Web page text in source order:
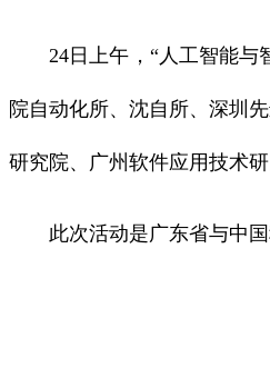
24日上午，“人工智能与智
院自动化所、沈自所、深圳
研究院、广州软件应用技术
此次活动是广东省与中国